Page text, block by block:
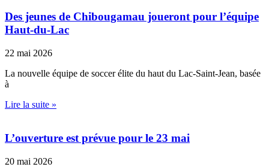
Des jeunes de Chibougamau joueront pour l’équipe
Haut-du-Lac
22 mai 2026
La nouvelle équipe de soccer élite du haut du Lac-Saint-Jean, basée
à
Lire la suite »
L’ouverture est prévue pour le 23 mai
20 mai 2026